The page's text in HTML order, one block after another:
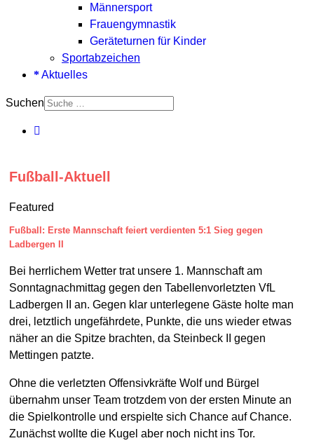
Männersport
Frauengymnastik
Geräteturnen für Kinder
Sportabzeichen
Aktuelles
Suchen
Fußball-Aktuell
Featured
Fußball: Erste Mannschaft feiert verdienten 5:1 Sieg gegen
Ladbergen II
Bei herrlichem Wetter trat unsere 1. Mannschaft am
Sonntagnachmittag gegen den Tabellenvorletzten VfL
Ladbergen II an. Gegen klar unterlegene Gäste holte man
drei, letztlich ungefährdete, Punkte, die uns wieder etwas
näher an die Spitze brachten, da Steinbeck II gegen
Mettingen patzte.
Ohne die verletzten Offensivkräfte Wolf und Bürgel
übernahm unser Team trotzdem von der ersten Minute an
die Spielkontrolle und erspielte sich Chance auf Chance.
Zunächst wollte die Kugel aber noch nicht ins Tor.